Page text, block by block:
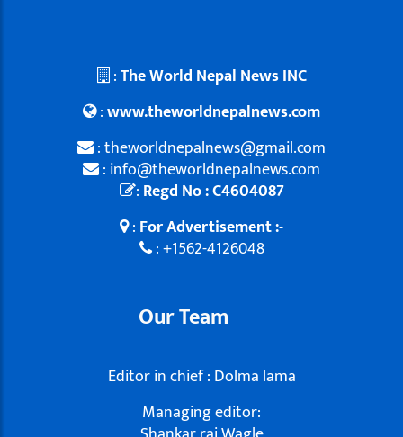
:The World Nepal News INC
:www.theworldnepalnews.com
: theworldnepalnews@gmail.com
: info@theworldnepalnews.com
: Regd No : C4604087
: For Advertisement :-
: +1562-4126048
Our Team
Editor in chief : Dolma lama
Managing editor: